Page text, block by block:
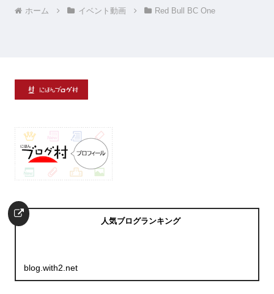
ホーム イベント動画 Red Bull BC One
人気ブログランキング
blog.with2.net